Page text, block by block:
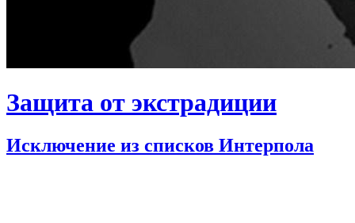
Защита от экстрадиции
Исключение из списков Интерпола